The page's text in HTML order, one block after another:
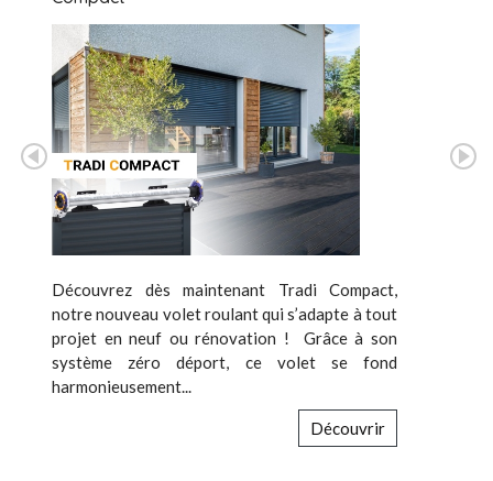
Découvrez dès maintenant Tradi Compact,
notre nouveau volet roulant qui s’adapte à tout
projet en neuf ou rénovation ! Grâce à son
système zéro déport, ce volet se fond
harmonieusement...
Découvrir